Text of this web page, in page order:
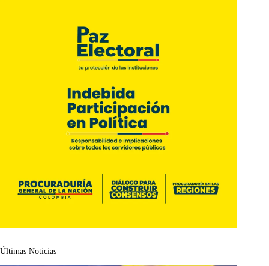
Últimas Noticias